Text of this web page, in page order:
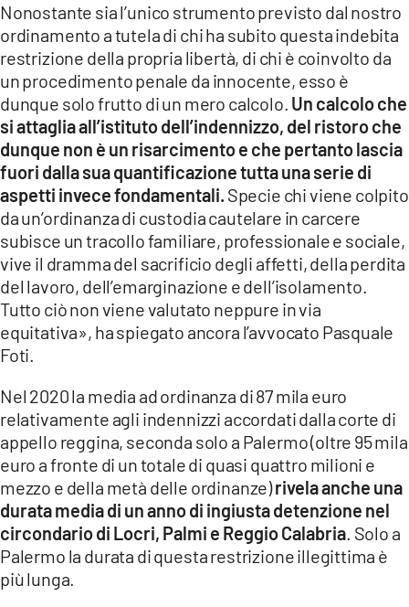
Nonostante sia l’unico strumento previsto dal nostro
ordinamento a tutela di chi ha subito questa indebita
restrizione della propria libertà, di chi è coinvolto da
un procedimento penale da innocente, esso è
dunque solo frutto di un mero calcolo. Un calcolo che
si attaglia all’istituto dell’indennizzo, del ristoro che
dunque non è un risarcimento e che pertanto lascia
fuori dalla sua quantificazione tutta una serie di
aspetti invece fondamentali. Specie chi viene colpito
da un’ordinanza di custodia cautelare in carcere
subisce un tracollo familiare, professionale e sociale,
vive il dramma del sacrificio degli affetti, della perdita
del lavoro, dell’emarginazione e dell’isolamento.
Tutto ciò non viene valutato neppure in via
equitativa», ha spiegato ancora l’avvocato Pasquale
Foti.
Nel 2020 la media ad ordinanza di 87 mila euro
relativamente agli indennizzi accordati dalla corte di
appello reggina, seconda solo a Palermo (oltre 95 mila
euro a fronte di un totale di quasi quattro milioni e
mezzo e della metà delle ordinanze)rivela anche una
durata media di un anno di ingiusta detenzione nel
circondario di Locri, Palmi e Reggio Calabria. Solo a
Palermo la durata di questa restrizione illegittima è
più lunga.